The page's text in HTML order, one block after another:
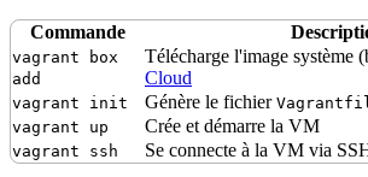
Commande
vagrant box
add
Télécharge l'image système
Cloud
vagrant init Génère le fichier
vagrant up Crée et démarre la VM
vagrant ssh Se connecte à la VM via